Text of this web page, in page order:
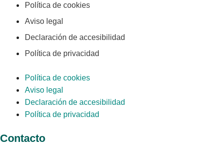
Política de cookies
Aviso legal
Declaración de accesibilidad
Política de privacidad
Política de cookies
Aviso legal
Declaración de accesibilidad
Política de privacidad
Contacto